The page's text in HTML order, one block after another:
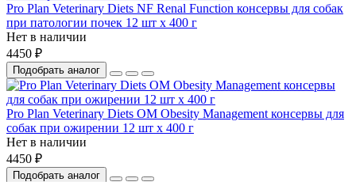
Pro Plan Veterinary Diets NF Renal Function консервы для собак
при патологии почек 12 шт х 400 г
Нет в наличии
4450 ₽
Подобрать аналог
Pro Plan Veterinary Diets OM Obesity Management консервы для
собак при ожирении 12 шт х 400 г
Нет в наличии
4450 ₽
Подобрать аналог